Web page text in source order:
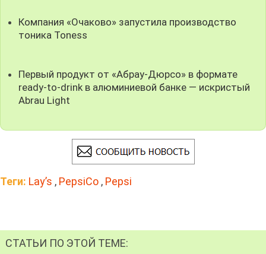
Компания «Очаково» запустила производство
тоника Toness
Первый продукт от «Абрау-Дюрсо» в формате
ready-to-drink в алюминиевой банке — искристый
Abrau Light
Теги: Lay’s , PepsiCo , Pepsi
СТАТЬИ ПО ЭТОЙ ТЕМЕ: